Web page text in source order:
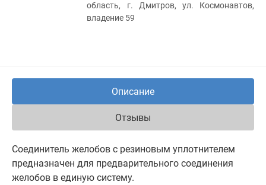
область, г. Дмитров, ул. Космонавтов,
владение 59
Описание
Отзывы
Соединитель желобов с резиновым уплотнителем
предназначен для предварительного соединения
желобов в единую систему.